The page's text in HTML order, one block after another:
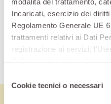
Incaricati, esercizio dei
Regolamento Generale UE
trattamenti relativi ai Dati
registrazione ai servizi,
specifiche per i servizi forniti
delCookie tecnici o necessari
fantasiose, e con la
da bere in ogni
Valfrutta conquista
e...le loro mamme.